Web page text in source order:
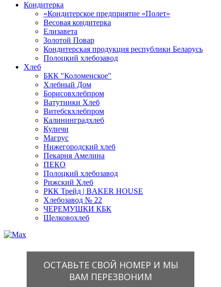
Кондитерка
«Кондитерское предприятие «Полет»
Весовая кондитерка
Елизавета
Золотой Повар
Кондитерская продукция республики Беларусь
Полоцкий хлебозавод
Хлеб
БКК "Коломенское"
Хлебный Дом
Борисовхлебпром
Ватутинки Хлеб
Витебскхлебпром
Калининградхлеб
Куличи
Магрус
Нижегородский хлеб
Пекарня Амелина
ПЕКО
Полоцкий хлебозавод
Рижский Хлеб
РКК Трейд | BAKER HOUSE
Хлебозавод № 22
ЧЕРЕМУШКИ КБК
Щелковохлеб
ОСТАВЬТЕ СВОЙ НОМЕР И МЫ
ВАМ ПЕРЕЗВОНИМ